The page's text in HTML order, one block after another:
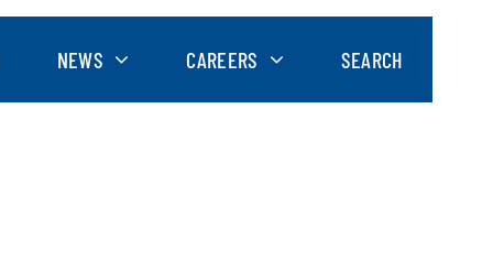
NEWS CAREERS SEARCH